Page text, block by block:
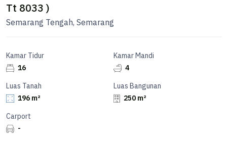
Tt 8033 )
Semarang Tengah, Semarang
Kamar Tidur
16
Kamar Mandi
4
Luas Tanah
196 m²
Luas Bangunan
250 m²
Carport
-